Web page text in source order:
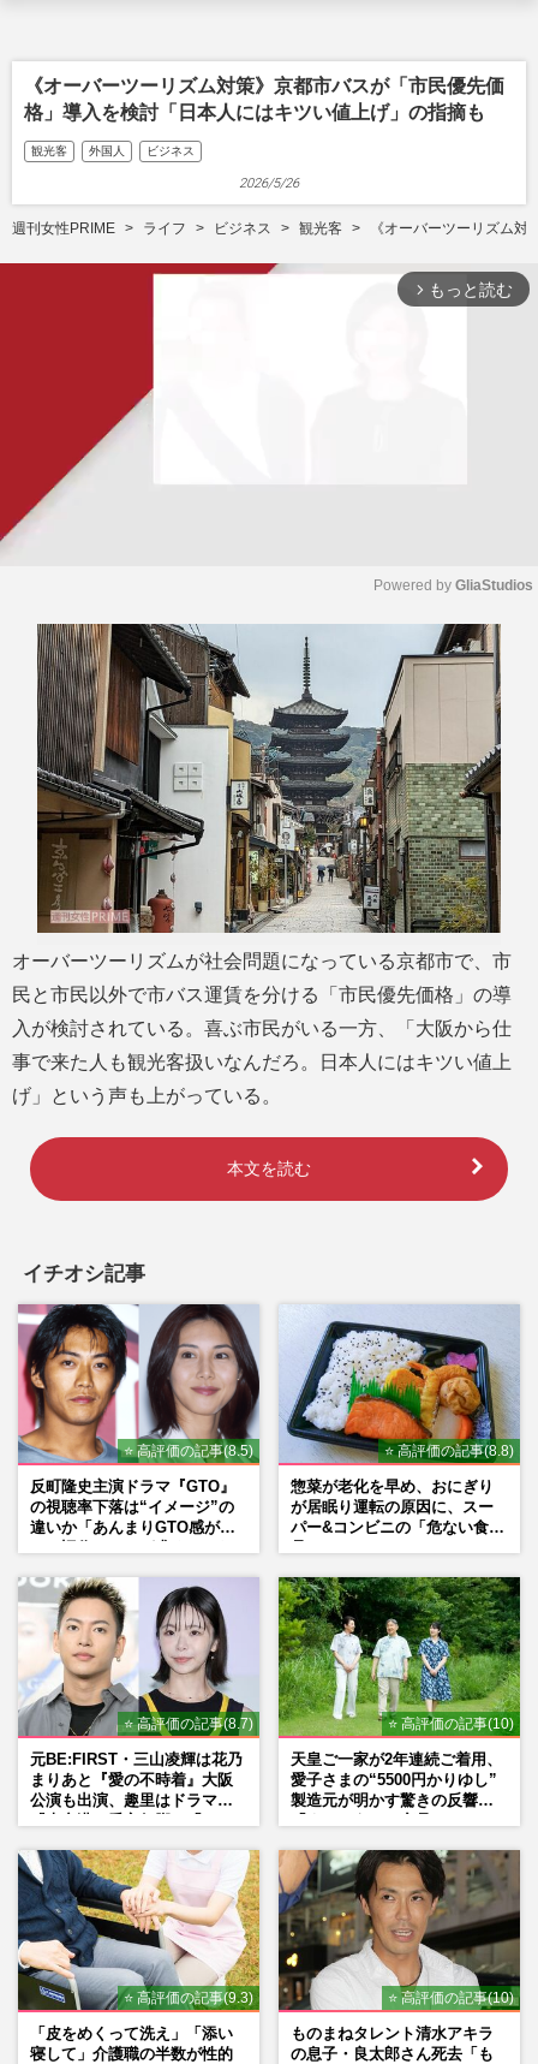
《オーバーツーリズム対策》京都市バスが「市民優先価
格」導入を検討「日本人にはキツい値上げ」の指摘も
観光客 外国人 ビジネス
2026/5/26
週刊女性PRIME ライフ ビジネス 観光客 《オーバーツーリズム
arrow_forward_ios もっと読む
M
u
Powered by GliaStudios
オーバーツーリズムが社会問題になっている京都市で、市
民と市民以外で市バス運賃を分ける「市民優先価格」の導
入が検討されている。喜ぶ市民がいる一方、「大阪から仕
事で来た人も観光客扱いなんだろ。日本人にはキツい値上
げ」という声も上がっている。
本文を読む
イチオシ記事
⭐ 高評価の記事(8.5)
反町隆史主演ドラマ『GTO』
の視聴率下落は“イメージ”の
違いか「あんまりGTO感がな
⭐ 高評価の記事(8.8)
惣菜が老化を早め、おにぎり
が居眠り運転の原因に、スー
パー&コンビニの「危ない食
⭐ 高評価の記事(8.7)
元BE:FIRST・三山凌輝は花乃
まりあと『愛の不時着』大阪
公演も出演、趣里はドラマ
⭐ 高評価の記事(10)
天皇ご一家が2年連続ご着用、
愛子さまの“5500円かりゆし”
製造元が明かす驚きの反響
⭐ 高評価の記事(9.3)
「皮をめくって洗え」「添い
寝して」介護職の半数が性的
⭐ 高評価の記事(10)
ものまねタレント清水アキラ
の息子・良太郎さん死去「も